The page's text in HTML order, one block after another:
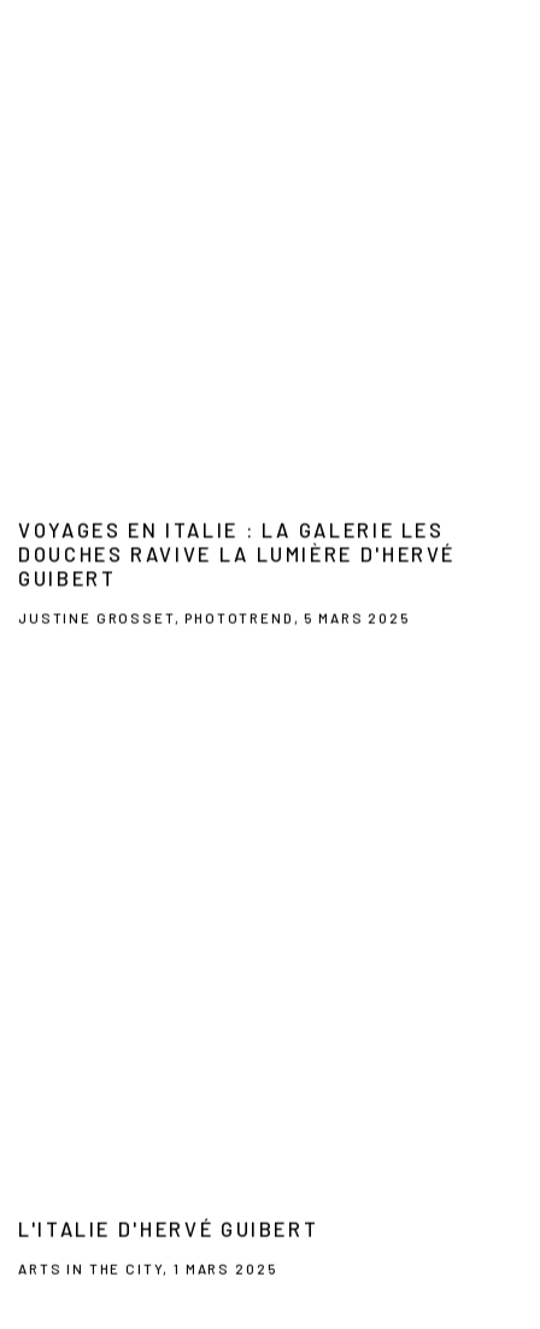
VOYAGES EN ITALIE : LA GALERIE LES
DOUCHES RAVIVE LA LUMIÈRE D'HERVÉ
GUIBERT
JUSTINE GROSSET, PHOTOTREND, 5 MARS 2025
L'ITALIE D'HERVÉ GUIBERT
ARTS IN THE CITY, 1 MARS 2025